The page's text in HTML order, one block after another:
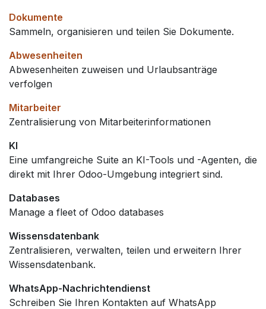
Dokumente
Sammeln, organisieren und teilen Sie Dokumente.
Abwesenheiten
Abwesenheiten zuweisen und Urlaubsanträge
verfolgen
Mitarbeiter
Zentralisierung von Mitarbeiterinformationen
KI
Eine umfangreiche Suite an KI-Tools und -Agenten, die
direkt mit Ihrer Odoo-Umgebung integriert sind.
Databases
Manage a fleet of Odoo databases
Wissensdatenbank
Zentralisieren, verwalten, teilen und erweitern Ihrer
Wissensdatenbank.
WhatsApp-Nachrichtendienst
Schreiben Sie Ihren Kontakten auf WhatsApp